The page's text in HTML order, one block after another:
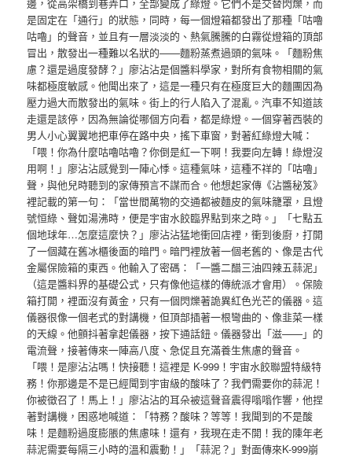
是固定在「通行」的狀態，同時，每一個燈箱都發出了那種「咕嚕
咕嚕」的聲音，並且有一層淡淡的、熱氣騰騰的白霧從燈箱的頂部
冒出，散發出一種難以名狀的——麵粉蒸煮過頭的氣味。「麵粉焦
慮？還是過度發酵？」廖沾沾是個醬料學家，對所有食物相關的氣
味都極度敏感。他聞出來了，這是一種只有在極度巨大的麵團因為
壓力過大而散發出的氣味。街上的行人陷入了混亂。汽車不知道該
走還是該停，因為無論從哪個方向看，都是綠燈。一個穿著西裝的
男人小心翼翼地把車停在路中央，搖下車窗，對著紅綠燈大喊：
「喂！你為什麼咕嚕咕嚕？你倒是紅一下啊！我要向左轉！綠燈沒
用啊！」廖沾沾感覺到一陣心悸。這種氣味，這種不祥的「咕嚕」
聲，與他兒時聽到的家傳預言不謀而合。他想起家傳《沾醬秘笈》
裡記載的第一句：「當世間萬物的交通都被麵皮的氣味籠罩，且燈
號恒綠、聲如湯沸時，便是宇宙水餃臨界點到來之時。」「七點五
個地球年…怎麼這麼快？」廖沾沾猛地衝回店裡，衝到後廚，打開
了一個藏在舊冰櫃後面的暗門。暗門裡放著一個老舊的、像是古代
金屬保險箱的東西。他輸入了密碼：「一醬二醋三油四辣五蒜泥」
（這是醬料界的基礎公式，只有像他這樣的傳統派才會用）。保險
箱打開，裡面沒有黃金，只有一個閃爍著詭異紅色光芒的儀器。這
儀器很像一個老式的對講機，但頂部插著一根彎曲的、像韭菜一樣
的天線。他顫抖著拿起儀器，按下通話鈕。儀器發出「滋——」的
電流聲，接著傳來一陣高八度、急促且充滿養生焦慮的聲音。
「喂！是廖沾沾嗎！快接聽！這裡是 K-999！宇宙水餃聯盟特級特
務！你那邊是不是已經聞到宇宙級的酸味了？我們需要你的蒜泥！
你被徵召了！馬上！」廖沾沾的耳朵被這聲音震得嗡嗡作響，他捏
著對講機，困惑地喊道：「特務？酸味？等等！我聞到的不是酸
味！是麵粉過度膨脹的焦慮味！還有，我現在走不開！我的陳年老
蒜泥需要每隔三小時的溫和震動！」「蒜泥？」對面傳來K-999崩